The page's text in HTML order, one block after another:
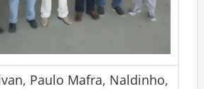
Paulo Mafra, Naldinho,